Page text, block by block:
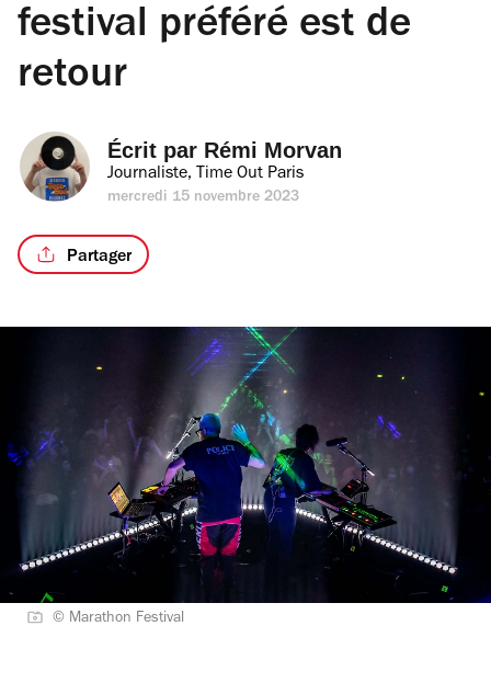
festival préféré est de
retour
Écrit par Rémi Morvan
Journaliste, Time Out Paris
mercredi 15 novembre 2023
Partager
© Marathon Festival